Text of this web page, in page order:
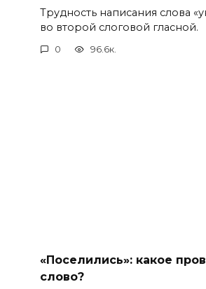
Трудность написания слова
во второй слоговой гласной.
0 96.6к.
«Поселились»: какое
слово?